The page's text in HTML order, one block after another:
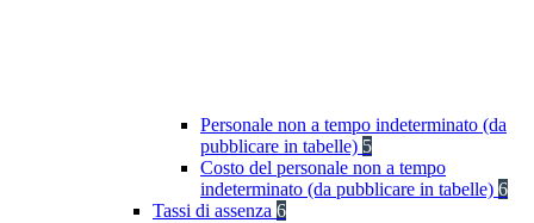
Personale non a tempo indeterminato (da
pubblicare in tabelle) 5
Costo del personale non a tempo
indeterminato (da pubblicare in tabelle) 6
Tassi di assenza 6